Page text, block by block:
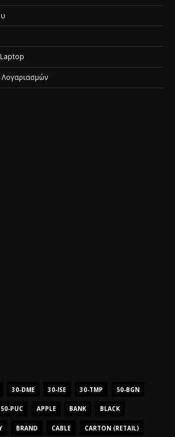
Λογαριασμών
30-DME 30-ISE 30-TMP 50-BGN
50-PUC APPLE BANK BLACK
BRAND CABLE CARTON (RETAIL)